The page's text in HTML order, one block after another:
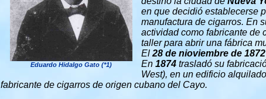
Eduardo Hidalgo Gato (*1)
en que decidió establecerse
manufactura de cigarros. En
actividad como fabricante de
taller para abrir una fábrica
El 28 de nioviembre de 1872
En 1874 trasladó su
West), en un edificio
fabricante de cigarros de origen cubano del Cayo.